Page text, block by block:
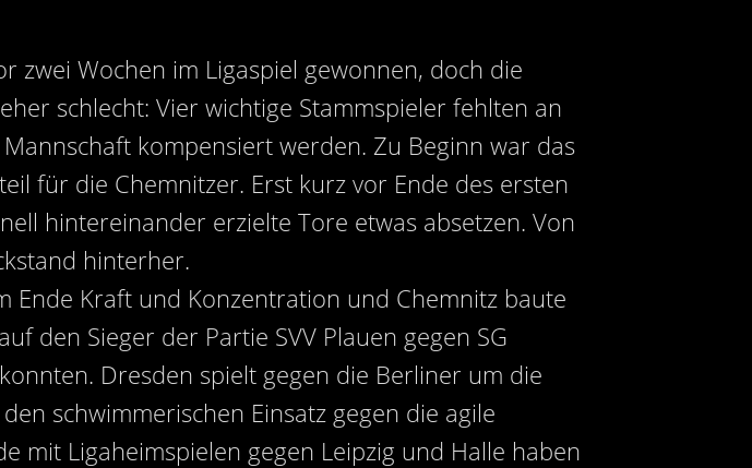
zwei Wochen im Ligaspiel gewonnen, doch die
schlecht: Vier wichtige Stammspieler fehlten an
kompensiert werden. Zu Beginn war das
für die Chemnitzer. Erst kurz vor Ende des ersten
hintereinander erzielte Tore etwas absetzen. Von
hinterher.
Kraft und Konzentration und Chemnitz baute
den Sieger der Partie SVV Plauen gegen SG
Dresden spielt gegen die Berliner um die
schwimmerischen Einsatz gegen die agile
mit Ligaheimspielen gegen Leipzig und Halle haben